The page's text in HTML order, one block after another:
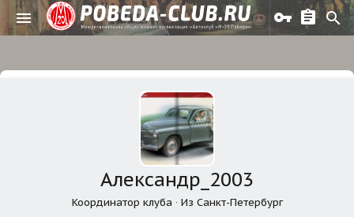
Александр_2003
Координатор клуба · Из Санкт-Петербург